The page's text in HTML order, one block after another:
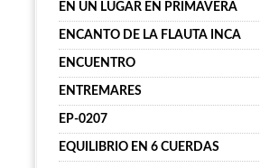
EN UN LUGAR EN PRIMAVERA
ENCANTO DE LA FLAUTA INCA
ENCUENTRO
ENTREMARES
EP-0207
EQUILIBRIO EN 6 CUERDAS